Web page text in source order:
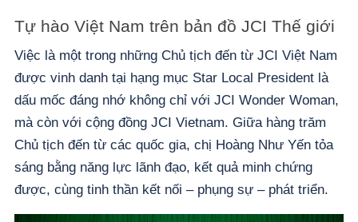
Tự hào Việt Nam trên bản đồ JCI Thế giới
Việc là một trong những Chủ tịch đến từ JCI Việt Nam
được vinh danh tại hạng mục Star Local President là
dấu mốc đáng nhớ không chỉ với JCI Wonder Woman,
mà còn với cộng đồng JCI Vietnam. Giữa hàng trăm
Chủ tịch đến từ các quốc gia, chị Hoàng Như Yến tỏa
sáng bằng năng lực lãnh đạo, kết quả minh chứng
được, cùng tinh thần kết nối – phụng sự – phát triển.